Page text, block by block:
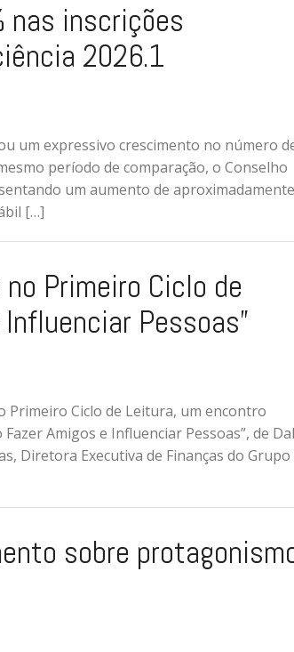
nas inscrições
2026.1
um expressivo crescimento no número
período de comparação, o Conselho
um aumento de aproximadamente
[…]
Primeiro Ciclo de
Pessoas”
Primeiro Ciclo de Leitura, um encontro
Amigos e Influenciar Pessoas”, de
Diretora Executiva de Finanças do Grupo
sobre